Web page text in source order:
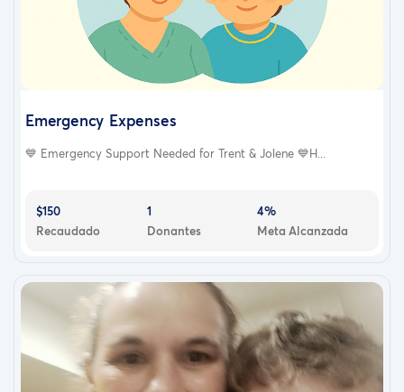
Emergency Expenses
💙 Emergency Support Needed for Trent & Jolene 💙H...
$150
Recaudado
1
Donantes
4%
Meta Alcanzada